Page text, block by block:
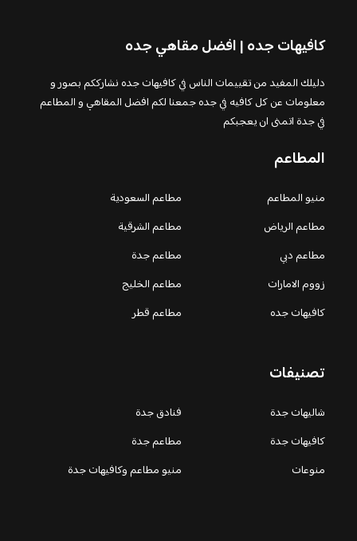
كافيهات جده | افضل مقاهي جده
دليلك المفيد من تقييمات الناس في كافيهات جده نشارككم بصور و
معلومات عن كل كافيه في جده جمعنا لكم افضل المقاهي و المطاعم
في جدة اتمنى ان يعجبكم
المطاعم
منيو المطاعم
مطاعم السعودية
مطاعم الرياض
مطاعم الشرقية
مطاعم دبي
مطاعم جدة
زووم الامارات
مطاعم الخليج
كافيهات جده
مطاعم قطر
تصنيفات
شاليهات جدة
فنادق جدة
كافيهات جدة
مطاعم جدة
منوعات
منيو مطاعم وكافيهات جدة